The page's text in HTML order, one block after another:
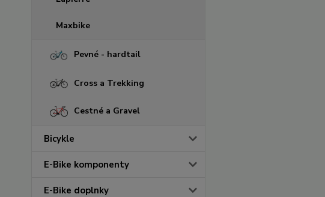
Maxbike
Pevné - hardtail
Cross a Trekking
Cestné a Gravel
Bicykle
E-Bike komponenty
E-Bike doplnky